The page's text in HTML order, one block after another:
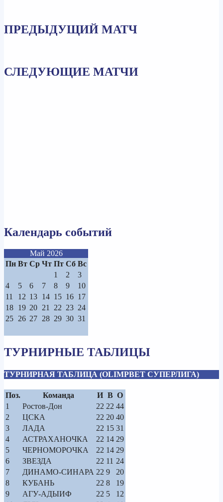
ПРЕДЫДУЩИЙ МАТЧ
СЛЕДУЮЩИЕ МАТЧИ
Календарь событий
Май 2026
Пн Вт Ср Чт Пт Сб Вс
1
2
3
4
5 6 7 8 9
10
11
12 13 14 15 16 17
18 19 20 21 22 23 24
25 26 27 28 29 30 31
ТУРНИРНЫЕ ТАБЛИЦЫ
ТУРНИРНАЯ ТАБЛИЦА (OLIMPBET СУПЕРЛИГА)
Поз. Команда И В О
1
Ростов-Дон 22 22 44
2
ЦСКА 22 20 40
3
ЛАДА 22 15 31
4
АСТРАХАНОЧКА 22 14 29
5
ЧЕРНОМОРОЧКА 22 14 29
6
ЗВЕЗДА 22 11 24
7
ДИНАМО-СИНАРА 22 9
20
8
КУБАНЬ 22 8
19
9
АГУ-АДЫИФ 22 5
12